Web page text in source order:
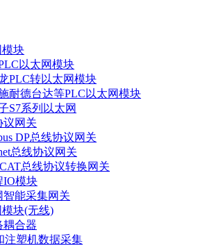
模块
以太网模块
PLC转以太网模块
耐德台达等PLC以太网模块
S7系列以太网
议网关
DP总线协议网关
总线协议网关
总线协议转换网关
IO模块
智能采集网关
块(无线)
耦合器
注塑机数据采集